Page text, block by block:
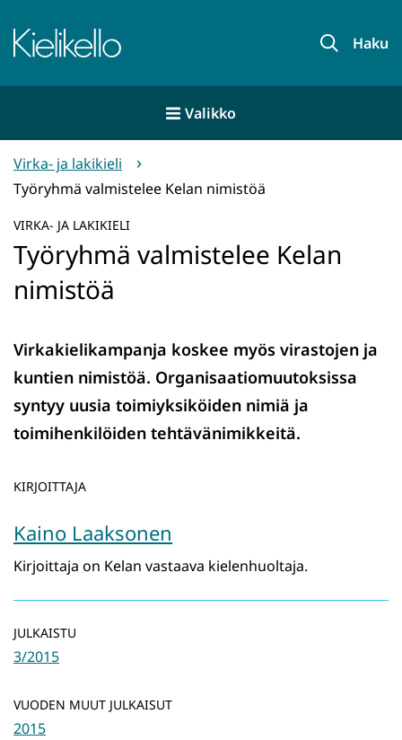
sisältöön
Etusivu Haku
Valikko
Virka- ja lakikieli
Työryhmä valmistelee Kelan nimistöä
VIRKA- JA LAKIKIELI
Työryhmä valmistelee Kelan
nimistöä
Virkakielikampanja koskee myös virastojen ja
kuntien nimistöä. Organisaatiomuutoksissa
syntyy uusia toimiyksiköiden nimiä ja
toimihenkilöiden tehtävänimikkeitä.
KIRJOITTAJA
Kaino Laaksonen
Kirjoittaja on Kelan vastaava kielenhuoltaja.
JULKAISTU
3/2015
VUODEN MUUT JULKAISUT
2015